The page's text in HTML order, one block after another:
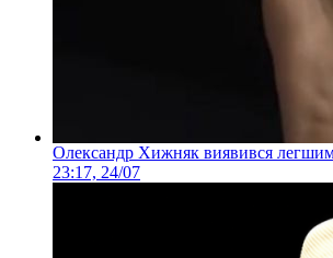
Олександр Хижняк виявився
23:17, 24/07